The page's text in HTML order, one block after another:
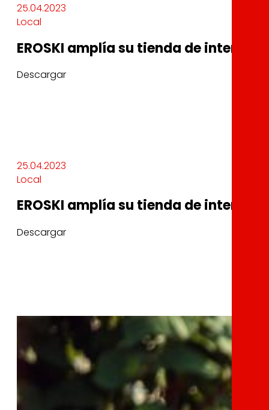
25.04.2023
Local
EROSKI amplía su tienda de internet
Descargar
25.04.2023
Local
EROSKI amplía su tienda de internet
Descargar